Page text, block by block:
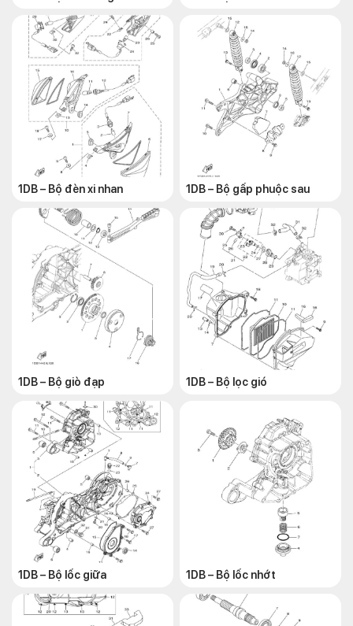
1DB – Bộ đèn xi nhan 1DB – Bộ gấp phuộc sau
1DB – Bộ giò đạp 1DB – Bộ lọc gió
1DB – Bộ lốc giữa 1DB – Bộ lốc nhớt